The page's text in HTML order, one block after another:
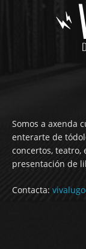
Somos a axenda
enterarte de
concertos, teatro,
presentación de
Contacta: